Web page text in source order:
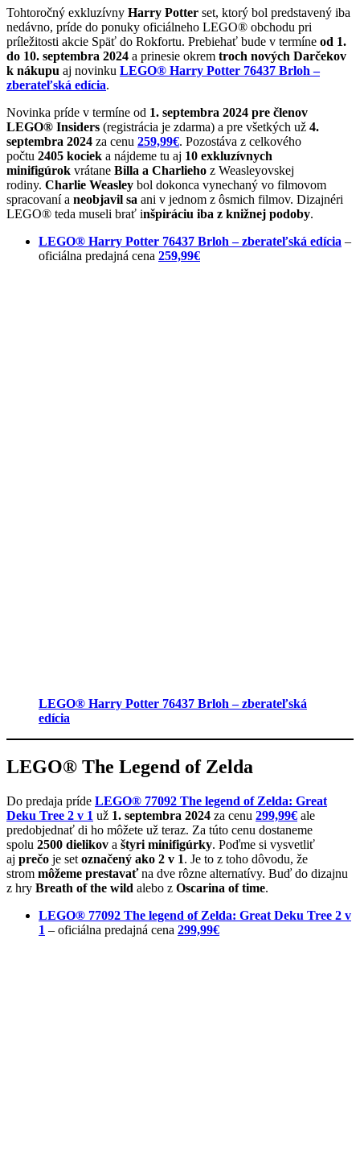
Tohtoročný exkluzívny Harry Potter set, ktorý bol predstavený iba
nedávno, príde do ponuky oficiálneho LEGO® obchodu pri
príležitosti akcie Späť do Rokfortu. Prebiehať bude v termíne od 1.
do 10. septembra 2024 a prinesie okrem troch nových Darčekov
k nákupu aj novinku LEGO® Harry Potter 76437 Brloh –
zberateľská edícia.
Novinka príde v termíne od 1. septembra 2024 pre členov
LEGO® Insiders (registrácia je zdarma) a pre všetkých už 4.
septembra 2024 za cenu 259,99€. Pozostáva z celkového
počtu 2405 kociek a nájdeme tu aj 10 exkluzívnych
minifigúrok vrátane Billa a Charlieho z Weasleyovskej
rodiny. Charlie Weasley bol dokonca vynechaný vo filmovom
spracovaní a neobjavil sa ani v jednom z ôsmich filmov. Dizajnéri
LEGO® teda museli brať inšpiráciu iba z knižnej podoby.
LEGO® Harry Potter 76437 Brloh – zberateľská edícia –
oficiálna predajná cena 259,99€
LEGO® Harry Potter 76437 Brloh – zberateľská
edícia
LEGO® The Legend of Zelda
Do predaja príde LEGO® 77092 The legend of Zelda: Great
Deku Tree 2 v 1 už 1. septembra 2024 za cenu 299,99€ ale
predobjednať di ho môžete už teraz. Za túto cenu dostaneme
spolu 2500 dielikov a štyri minifigúrky. Poďme si vysvetliť
aj prečo je set označený ako 2 v 1. Je to z toho dôvodu, že
strom môžeme prestavaťna dve rôzne alternatívy. Buď do dizajnu
z hry Breath of the wild alebo z Oscarina of time.
LEGO® 77092 The legend of Zelda: Great Deku Tree 2 v
1 – oficiálna predajná cena 299,99€